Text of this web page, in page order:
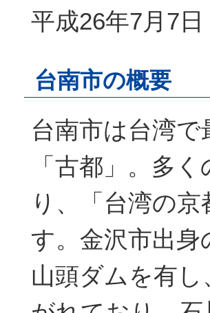
平成26年7月7日
台南市の概要
台南市は台湾
「古都」。多
り、「台湾の
す。金沢市出身
山頭ダムを有